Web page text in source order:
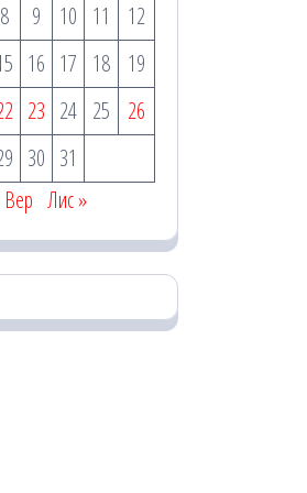
8 9 10 11
12
16 17 18
19
23 24 25
26
30 31
Лис »